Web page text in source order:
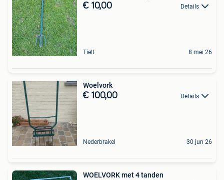
€ 10,00 Details
Tielt 8 mei 26
Woelvork
€ 100,00 Details
Nederbrakel 30 jun 26
WOELVORK met 4 tanden